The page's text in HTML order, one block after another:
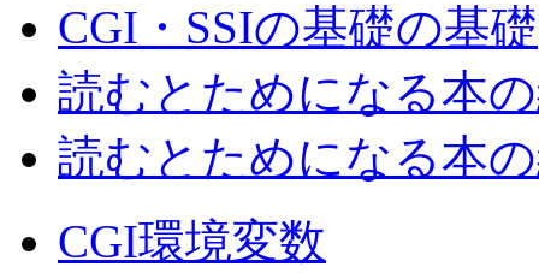
CGI・SSIの基礎の基礎
読むとためになる本
読むとためになる本
CGI環境変数